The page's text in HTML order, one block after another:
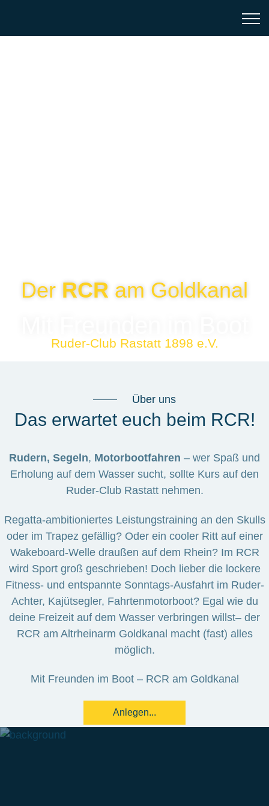
Der RCR am Goldkanal
Ruder-Club Rastatt 1898 e.V.
Über uns
Das erwartet euch beim RCR!
Rudern, Segeln, Motorbootfahren – wer Spaß und
Erholung auf dem Wasser sucht, sollte Kurs auf den
Ruder-Club Rastatt nehmen.
Regatta-ambitioniertes Leistungstraining an den Skulls
oder im Trapez gefällig? Oder ein cooler Ritt auf einer
Wakeboard-Welle draußen auf dem Rhein? Im RCR
wird Sport groß geschrieben! Doch lieber die lockere
Fitness- und entspannte Sonntags-Ausfahrt im Ruder-
Achter, Kajütsegler, Fahrtenmotorboot? Egal wie du
deine Freizeit auf dem Wasser verbringen willst– der
RCR am Altrheinarm Goldkanal macht (fast) alles
möglich.
Mit Freunden im Boot ‒ RCR am Goldkanal
Anlegen...